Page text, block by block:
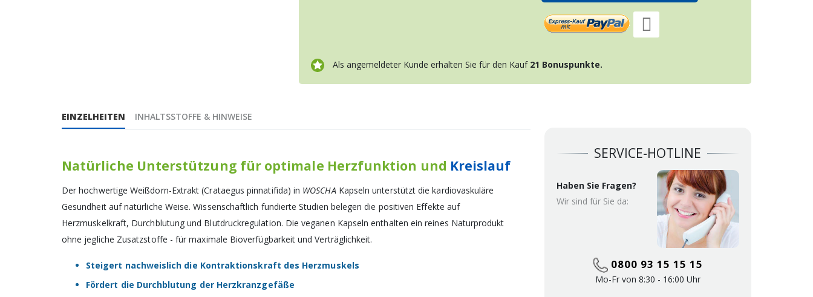
EINZELHEITEN
Natürliche Unterstützung für optimale Herzfunktion und Kreislauf
Der hochwertige Weißdorn-Extrakt (Crataegus pinnatifida) in WOSCHAKapseln unterstützt die kardiovaskuläre
Gesundheit auf natürliche Weise. Wissenschaftlich fundierte Studien belegen die positiven Effekte auf
Herzmuskelkraft, Durchblutung und Blutdruckregulation. Die veganen Kapseln enthalten ein reines Naturprodukt
ohne jegliche Zusatzstoffe - für maximale Bioverfügbarkeit und Verträglichkeit.
Steigert nachweislich die Kontraktionskraft des Herzmuskels
Fördert die Durchblutung der Herzkranzgefäße
INHALTSSTOFFE & HINWEISE
SERVICE-HOTLINE
Haben Sie Fragen?
Wir sind für Sie da:
0800 93 15 15 15
Mo-Fr von 8:30 - 16:00 Uhr
Als angemeldeter Kunde erhalten Sie für den Kauf 21 Bonuspunkte.